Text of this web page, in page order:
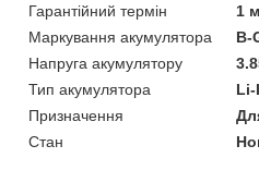
Гарантійний термін
1
Маркування акумулятора
B-
Напруга акумулятору
Тип акумулятора
Li-
Призначення
Стан